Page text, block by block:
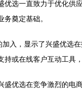
选一直致力于优化供
奠定基础。
加入，显示了兴盛优选
或在线客户互动工具
盛优选在竞争激烈的电